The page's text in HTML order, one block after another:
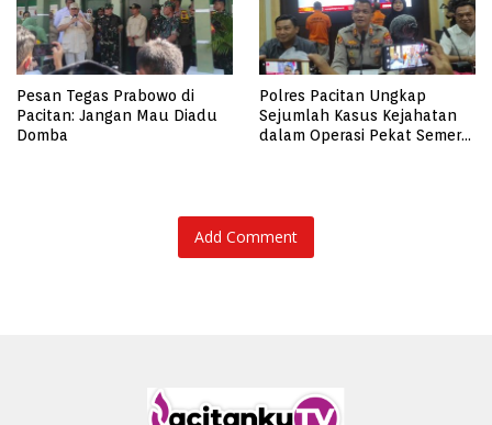
Pesan Tegas Prabowo di
Pacitan: Jangan Mau Diadu
Domba
Polres Pacitan Ungkap
Sejumlah Kasus Kejahatan
dalam Operasi Pekat Semeru
Add Comment